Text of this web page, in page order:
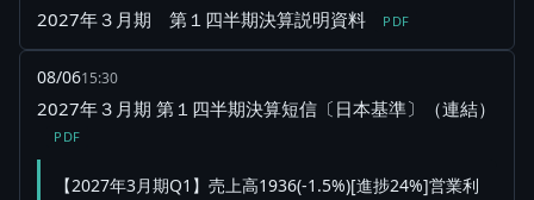
2027年３月期 第１四半期決算説明資料 PDF
08/0615:30
2027年３月期 第１四半期決算短信〔日本基準〕（連結）
PDF
【2027年3月期Q1】売上高1936(-1.5%)[進捗24%]営業利